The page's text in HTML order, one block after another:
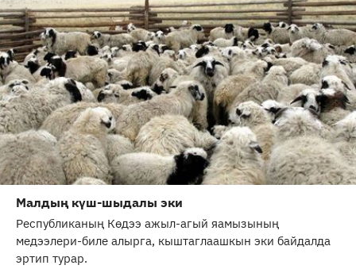
Малдың күш-шыдалы эки
Республиканың Көдээ ажыл-агый яамызының
медээлери-биле алырга, кыштаглаашкын эки байдалда
эртип турар.